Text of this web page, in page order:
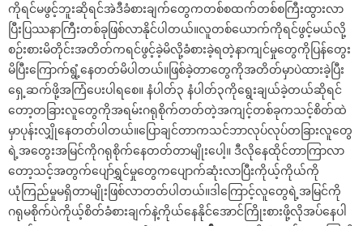
ကိုရင်မဖွင့်ဘူးဆိုရင်အဲဒီခံစားချက်တွေကတစ်စထက်တစ်စကြီးထွားလာ
ပြီးပြဿနာကြီးတစ်ခုဖြစ်လာနိုင်ပါတယ်။လူတစ်ယောက်ကိုရင်ဖွင့်မယ်လို့
စဉ်းစားမိတိုင်းအတိတ်ကရင်ဖွင့်ခဲ့မိလို့ခံစားခဲ့ရတဲ့နာကျင်မှုတွေကိုပြန်တွေး
မိပြီးကြောက်ရွံ့နေတတ်မိပါတယ်။ဖြစ်ခဲ့တာတွေကိုအတိတ်မှာပဲထားခဲ့ပြီး
ရှေ့ဆက်ဖို့အကြံပေးပါရစေ။ နံပါတ်၃ နံပါတ်၃ကိုရွေးချယ်ခဲ့တယ်ဆိုရင်
တော့တခြားလူတွေကိုအရမ်းဂရုစိုက်တတ်တဲ့အကျင့်တစ်ခုကသင့်စိတ်ထဲ
မှာပုန်းလျှိုနေတတ်ပါတယ်။ပြောချင်တာကသင်ဘာလုပ်လုပ်တခြားလူတွေ
ရဲ့အတွေးအမြင်ကိုဂရုစိုက်နေတတ်တာမျိုးပေါ့။ ဒီလိုနေထိုင်တာကြာလာ
တော့သင့်အတွက်ပျော်ရွှင်မှုတွေကပျောက်ဆုံးလာပြီးကိုယ့်ကိုယ်ကို
ယုံကြည်မှုမရှိတာမျိုးဖြစ်လာတတ်ပါတယ်။ဒါကြောင့်လူတွေရဲ့အမြင်ကို
ဂရုမစိုက်ပဲကိုယ့်စိတ်ခံစားချက်နဲ့ကိုယ်နေနိုင်အောင်ကြိုးစားဖို့လိုအပ်နေပါ